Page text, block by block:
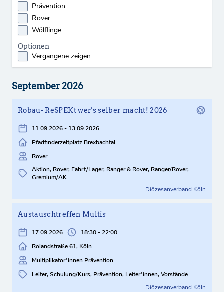
September 2026
Robau- ReSPEKt wer's selber macht! 2026
11.09.2026 - 13.09.2026
Pfadfinderzeltplatz Brexbachtal
Rover
Aktion, Rover, Fahrt/Lager, Ranger & Rover, Ranger/Rover,
Gremium/AK
Diözesanverband Köln
Austauschtreffen Multis
17.09.2026
18:30 - 22:00
Rolandstraße 61, Köln
Multiplikator*innen Prävention
Leiter, Schulung/Kurs, Prävention, Leiter*innen, Vorstände
Diözesanverband Köln
Prävention
Rover
Wölflinge
Optionen
Vergangene zeigen